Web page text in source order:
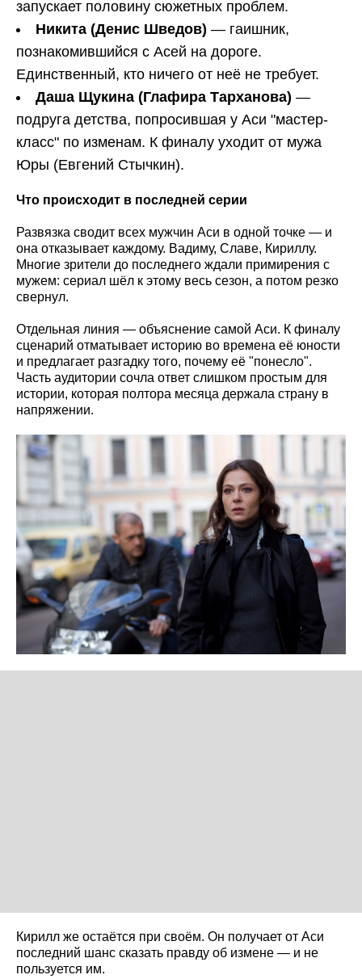
запускает половину сюжетных проблем.
Никита (Денис Шведов) — гаишник,
познакомившийся с Асей на дороге.
Единственный, кто ничего от неё не требует.
Даша Щукина (Глафира Тарханова) —
подруга детства, попросившая у Аси "мастер-
класс" по изменам. К финалу уходит от мужа
Юры (Евгений Стычкин).
Что происходит в последней серии
Развязка сводит всех мужчин Аси в одной точке — и
она отказывает каждому. Вадиму, Славе, Кириллу.
Многие зрители до последнего ждали примирения с
мужем: сериал шёл к этому весь сезон, а потом резко
свернул.
Отдельная линия — объяснение самой Аси. К финалу
сценарий отматывает историю во времена её юности
и предлагает разгадку того, почему её "понесло".
Часть аудитории сочла ответ слишком простым для
истории, которая полтора месяца держала страну в
напряжении.
Кирилл же остаётся при своём. Он получает от Аси
последний шанс сказать правду об измене — и не
пользуется им.